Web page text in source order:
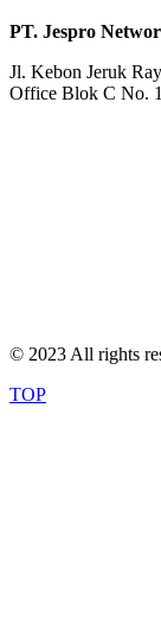
PT. Jespro
Jl. Kebon Jeruk
Office Blok C No.
© 2023 All rights
TOP